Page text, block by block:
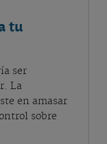
tu
ser
La
en amasar
sobre